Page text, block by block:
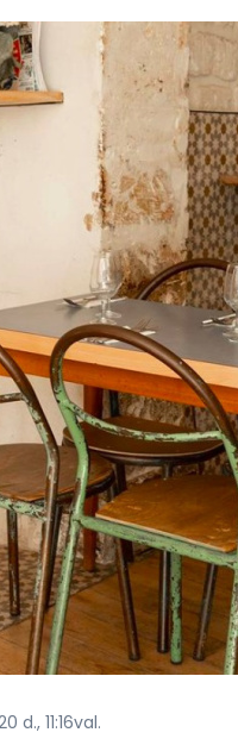
d., 11:16val.